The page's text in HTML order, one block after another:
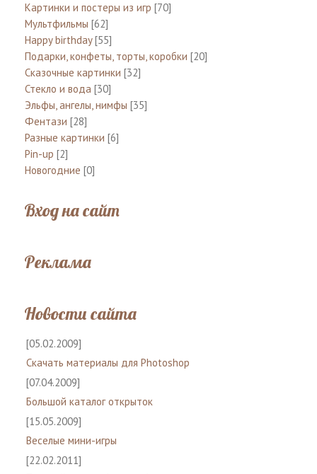
Картинки и постеры из игр [70]
Мультфильмы [62]
Happy birthday [55]
Подарки, конфеты, торты, коробки [20]
Сказочные картинки [32]
Стекло и вода [30]
Эльфы, ангелы, нимфы [35]
Фентази [28]
Разные картинки [6]
Pin-up [2]
Новогодние [0]
Вход на сайт
Реклама
Новости сайта
[05.02.2009]
Скачать материалы для Photoshop
[07.04.2009]
Большой каталог открыток
[15.05.2009]
Веселые мини-игры
[22.02.2011]